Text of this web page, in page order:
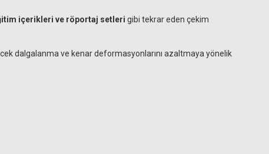
içerikleri ve röportaj setleri gibi tekrar eden çekim
dalgalanma ve kenar deformasyonlarını azaltmaya yönelik